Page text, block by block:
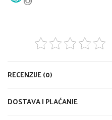
RECENZIJE (0)
DOSTAVA I PLAĆANJE